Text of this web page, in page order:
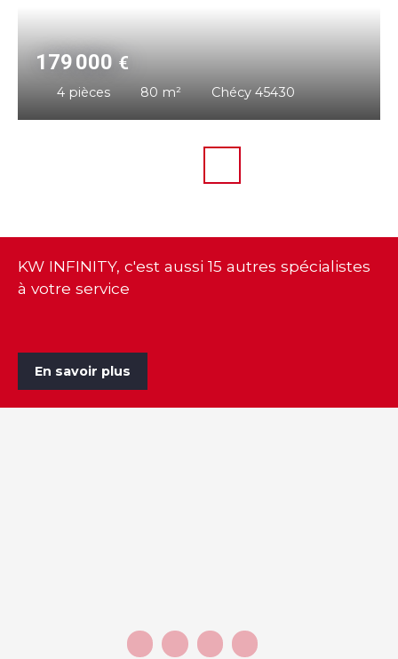
179 000€
4 pièces 80 m² Chécy 45430
KW INFINITY, c'est aussi 15 autres spécialistes
à votre service
En savoir plus